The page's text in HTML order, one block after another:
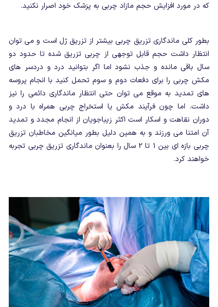
که در مورد افزایش حجم مازاد چربی به پزشک خود اصرار نکنید.
بطور کلی ماندگاری تزریق چربی بیشتر از تزریق ژل است و می توان
انتظار داشت حجم قابل توجهی از چربی تزریق شده تا حدود دو
سال باقی مانده و جذب نشود اما اگر بتوانید درد و دردسر های
مکش چربی را برای دفعات دوم و سوم تحمل کنید با انجام پروسه
های تمدید به موقع می توان حتی انتظار ماندگاری دائمی را نیز
داشت. اما چون فرآیند مکش یا استخراج چربی همراه با درد و
دوران نقاهت و اسکار است اکثر زیباجویان از انجام مجدد و تمدید
آن امتنا می ورزند و به همین دلیل بطور میانگین مخاطبان تزریق
چربی بازه ای بین 1 تا 2 سال را بعنوان ماندگاری تزریق چربی تجربه
خواهند کرد.